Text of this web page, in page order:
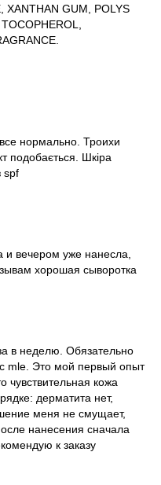
XANTHAN GUM, POLYS
нормально. Троихи
подобається. Шкіра
spf
и вечером уже нанесла,
хорошая сыворотка
в неделю. Обязательно
mle. Это мой первый опыт
чувствительная кожа
дерматита нет,
меня не смущает,
нанесения сначала
к заказу